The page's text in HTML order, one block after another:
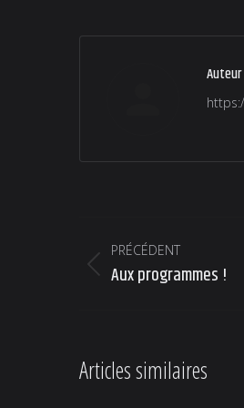
Auteur
Navigation
article
PRÉCÉDENT
Article
Aux programmes !
Articles similaires